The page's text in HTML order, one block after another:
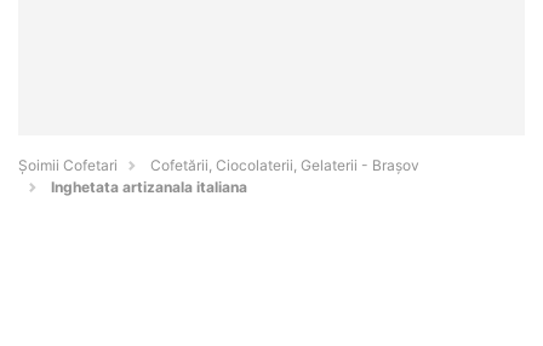
Șoimii Cofetari
Cofetării, Ciocolaterii, Gelaterii - Braşov
Inghetata artizanala italiana